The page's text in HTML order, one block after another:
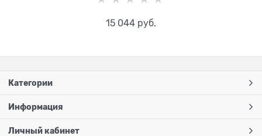
15 044 руб.
Категории
Информация
Личный кабинет